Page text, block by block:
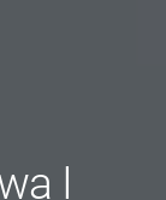
I